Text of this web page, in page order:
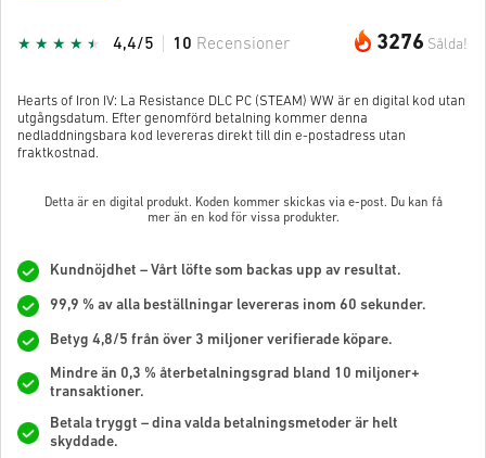
3276 Sålda!
4,4/5 10 Recensioner
Hearts of Iron IV: La Resistance DLC PC (STEAM) WW är en digital kod utan
utgångsdatum. Efter genomförd betalning kommer denna
nedladdningsbara kod levereras direkt till din e-postadress utan
fraktkostnad.
Detta är en digital produkt. Koden kommer skickas via e-post. Du kan få
mer än en kod för vissa produkter.
Kundnöjdhet – Vårt löfte som backas upp av resultat.
99,9 % av alla beställningar levereras inom 60 sekunder.
Betyg 4,8/5 från över 3 miljoner verifierade köpare.
Mindre än 0,3 % återbetalningsgrad bland 10 miljoner+
transaktioner.
Betala tryggt – dina valda betalningsmetoder är helt
skyddade.